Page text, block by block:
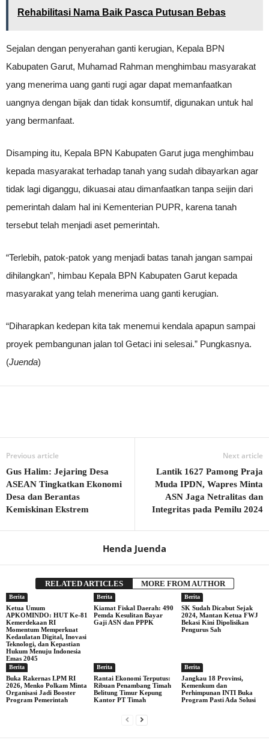
Rehabilitasi Nama Baik Pasca Putusan Bebas
Sejalan dengan penyerahan ganti kerugian, Kepala BPN
Kabupaten Garut, Muhamad Rahman menghimbau masyarakat
yang menerima uang ganti rugi agar dapat memanfaatkan
uangnya dengan bijak dan tidak konsumtif, digunakan untuk hal
yang bermanfaat.
Disamping itu, Kepala BPN Kabupaten Garut juga menghimbau
kepada masyarakat terhadap tanah yang sudah dibayarkan agar
tidak lagi diganggu, dikuasai atau dimanfaatkan tanpa seijin dari
pemerintah dalam hal ini Kementerian PUPR, karena tanah
tersebut telah menjadi aset pemerintah.
“Terlebih, patok-patok yang menjadi batas tanah jangan sampai
dihilangkan”, himbau Kepala BPN Kabupaten Garut kepada
masyarakat yang telah menerima uang ganti kerugian.
“Diharapkan kedepan kita tak menemui kendala apapun sampai
proyek pembangunan jalan tol Getaci ini selesai.” Pungkasnya.
(Juenda)
Previous article
Gus Halim: Jejaring Desa
ASEAN Tingkatkan Ekonomi
Desa dan Berantas
Kemiskinan Ekstrem
Next article
Lantik 1627 Pamong Praja
Muda IPDN, Wapres Minta
ASN Jaga Netralitas dan
Integritas pada Pemilu 2024
Henda Juenda
RELATED ARTICLES MORE FROM AUTHOR
Berita
Ketua Umum
APKOMINDO: HUT Ke-81
Kemerdekaan RI
Momentum Memperkuat
Kedaulatan Digital, Inovasi
Teknologi, dan Kepastian
Hukum Menuju Indonesia
Emas 2045
Berita
Kiamat Fiskal Daerah: 490
Pemda Kesulitan Bayar
Gaji ASN dan PPPK
Berita
SK Sudah Dicabut Sejak
2024, Mantan Ketua FWJ
Bekasi Kini Dipolisikan
Pengurus Sah
Berita
Buka Rakernas LPM RI
2026, Menko Polkam Minta
Organisasi Jadi Booster
Program Pemerintah
Berita
Rantai Ekonomi Terputus:
Ribuan Penambang Timah
Belitung Timur Kepung
Kantor PT Timah
Berita
Jangkau 18 Provinsi,
Kemenkum dan
Perhimpunan INTI Buka
Program Pasti Ada Solusi